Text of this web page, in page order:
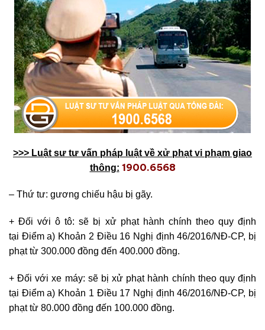
>>> Luật sư tư vấn pháp luật về xử phạt vi phạm giao
thông: 1900.6568
– Thứ tư: gương chiếu hậu bị gãy.
+ Đối với ô tô: sẽ bị xử phạt hành chính theo quy định
tại Điểm a) Khoản 2 Điều 16 Nghị định 46/2016/NĐ-CP, bị
phạt từ 300.000 đồng đến 400.000 đồng.
+ Đối với xe máy: sẽ bị xử phạt hành chính theo quy định
tại Điểm a) Khoản 1 Điều 17 Nghị định 46/2016/NĐ-CP, bị
phạt từ 80.000 đồng đến 100.000 đồng.